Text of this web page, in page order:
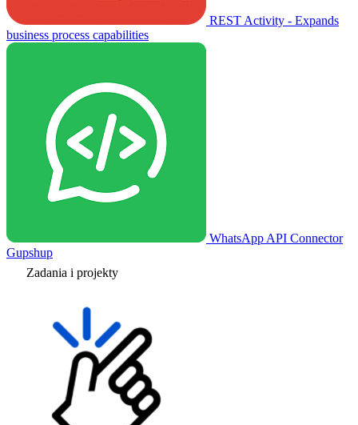
REST Activity - Expands
business process capabilities
WhatsApp API Connector
Gupshup
Zadania i projekty